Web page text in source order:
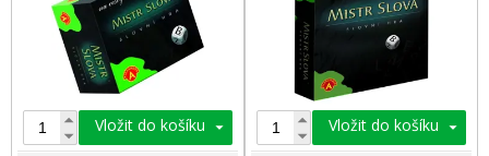
Vložit do košíku Vložit do košíku